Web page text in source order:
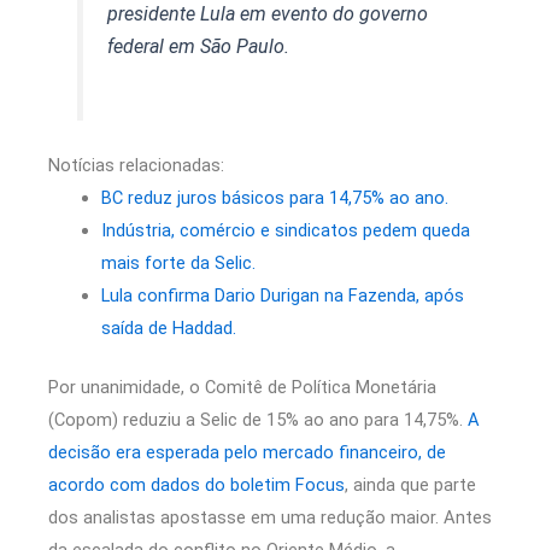
presidente Lula em evento do governo
federal em São Paulo.
Notícias relacionadas:
BC reduz juros básicos para 14,75% ao ano.
Indústria, comércio e sindicatos pedem queda
mais forte da Selic.
Lula confirma Dario Durigan na Fazenda, após
saída de Haddad.
Por unanimidade, o Comitê de Política Monetária
(Copom) reduziu a Selic de 15% ao ano para 14,75%. A
decisão era esperada pelo mercado financeiro, de
acordo com dados do boletim Focus, ainda que parte
dos analistas apostasse em uma redução maior. Antes